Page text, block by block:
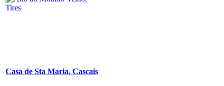
Casa de Sta Maria, Cascais